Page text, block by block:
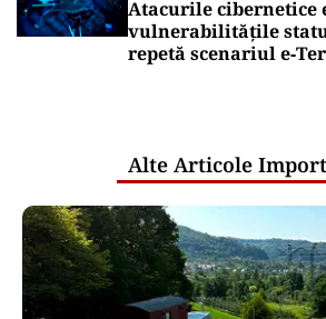
Atacurile cibernetice
vulnerabilitățile
repetă scenariul
Alte Articole